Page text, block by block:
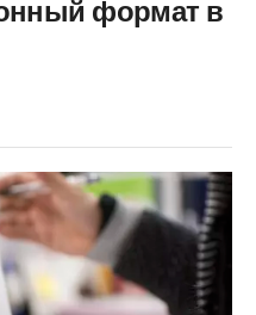
формат в